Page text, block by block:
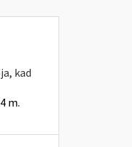
kad
m.